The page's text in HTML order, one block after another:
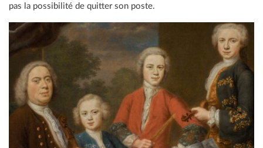
pas la possibilité de quitter son poste.